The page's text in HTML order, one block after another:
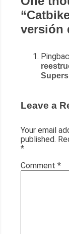
“
versión
Leave a
Your email
published.
*
Comment *